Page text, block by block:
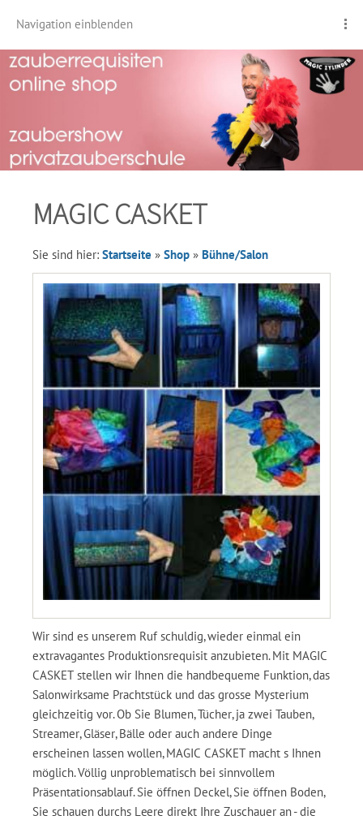
Navigation einblenden
MAGIC CASKET
Sie sind hier: Startseite » Shop » Bühne/Salon
Wir sind es unserem Ruf schuldig, wieder einmal ein
extravagantes Produktionsrequisit anzubieten. Mit MAGIC
CASKET stellen wir Ihnen die handbequeme Funktion, das
Salonwirksame Prachtstück und das grosse Mysterium
gleichzeitig vor. Ob Sie Blumen, Tücher, ja zwei Tauben,
Streamer, Gläser, Bälle oder auch andere Dinge
erscheinen lassen wollen, MAGIC CASKET macht s Ihnen
möglich. Völlig unproblematisch bei sinnvollem
Präsentationsablauf. Sie öffnen Deckel, Sie öffnen Boden,
Sie schauen durchs Leere direkt Ihre Zuschauer an - die